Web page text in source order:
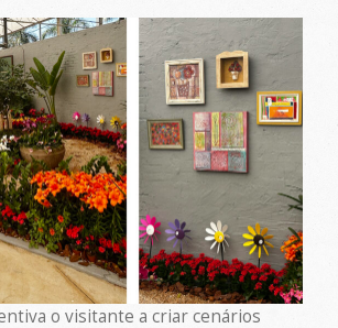
o visitante a criar cenários